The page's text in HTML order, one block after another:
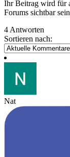
Ihr Beitrag wird für
Forums sichtbar
4 Antworten
Sortieren nach:
Nat